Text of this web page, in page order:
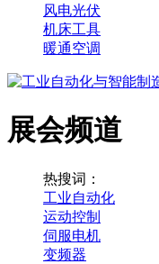
风电光伏
机床工具
暖通空调
展会频道
热搜词：
工业自动化
运动控制
伺服电机
变频器